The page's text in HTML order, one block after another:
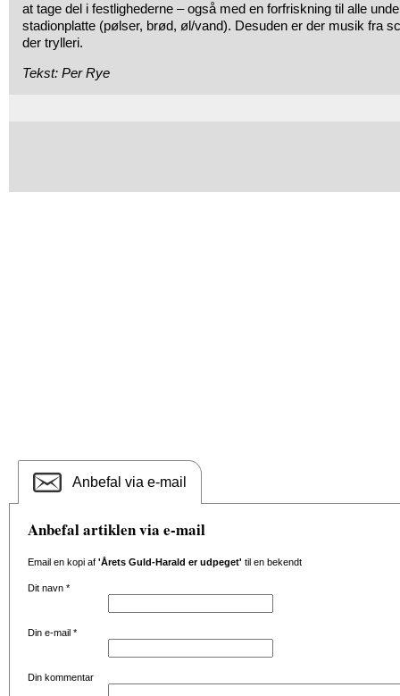
at tage del i festlighederne – også med en forfriskning til alle
stadionplatte (pølser, brød, øl/vand). Desuden er der musik fra
der trylleri.
Tekst: Per Rye
Anbefal via e-mail
Anbefal artiklen via e-mail
Email en kopi af 'Årets Guld-Harald er udpeget' til en bekendt
Dit navn *
Din e-mail *
Din kommentar